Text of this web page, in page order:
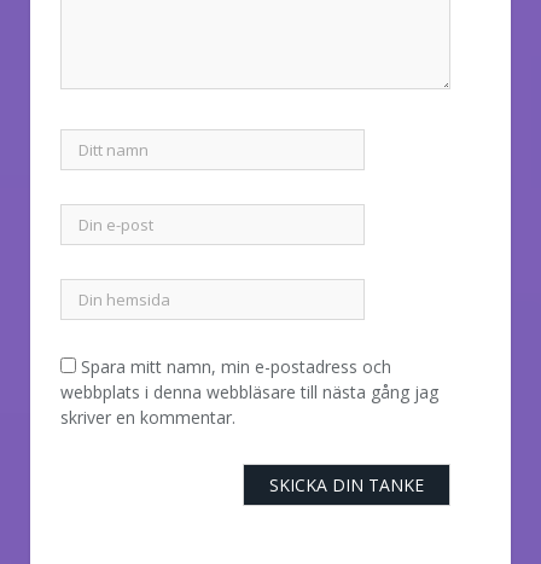
Spara mitt namn, min e-postadress och
webbplats i denna webbläsare till nästa gång jag
skriver en kommentar.